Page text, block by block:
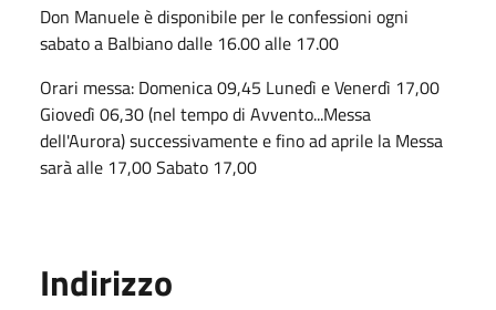
Don Manuele è disponibile per le confessioni ogni
sabato a Balbiano dalle 16.00 alle 17.00
Orari messa: Domenica 09,45 Lunedì e Venerdì 17,00
Giovedì 06,30 (nel tempo di Avvento...Messa
dell'Aurora) successivamente e fino ad aprile la Messa
sarà alle 17,00 Sabato 17,00
Indirizzo